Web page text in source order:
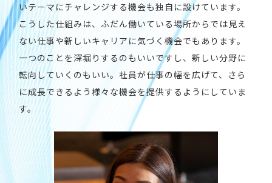
いテーマにチャレンジする機会も独自に設けています。
こうした仕組みは、ふだん働いている場所からでは見え
ない仕事や新しいキャリアに気づく機会でもあります。
一つのことを深堀りするのもいいですし、新しい分野に
転向していくのもいい。社員が仕事の幅を広げて、さら
に成長できるよう様々な機会を提供するようにしていま
す。